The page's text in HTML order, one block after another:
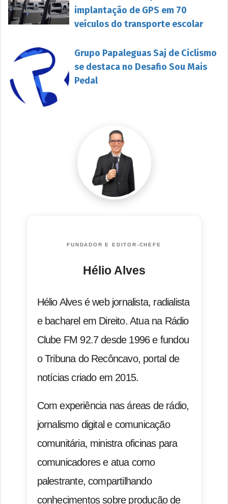
implantação de GPS em 70
veículos do transporte escolar
Grupo Papaleguas Saj de Ciclismo
se destaca no Desafio Sou Mais
Pedal
FUNDADOR E EDITOR-CHEFE
Hélio Alves
Hélio Alves é web jornalista, radialista
e bacharel em Direito. Atua na Rádio
Clube FM 92.7 desde 1996 e fundou
o Tribuna do Recôncavo, portal de
notícias criado em 2015.
Com experiência nas áreas de rádio,
jornalismo digital e comunicação
comunitária, ministra oficinas para
comunicadores e atua como
palestrante, compartilhando
conhecimentos sobre produção de